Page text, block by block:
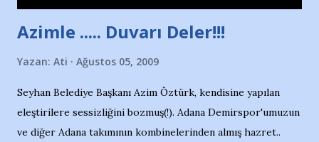
Türkiye 3.lüğü var. 17 yaşında mar...
Azimle ..... Duvarı Deler!!!
Yazan: Ati Ağustos 05, 2009
Seyhan Belediye Başkanı Azim Öztürk, kendisine yapılan
eleştirilere sessizliğini bozmuş(!). Adana Demirspor'umuzun
ve diğer Adana takımının kombinelerinden almış hazret..